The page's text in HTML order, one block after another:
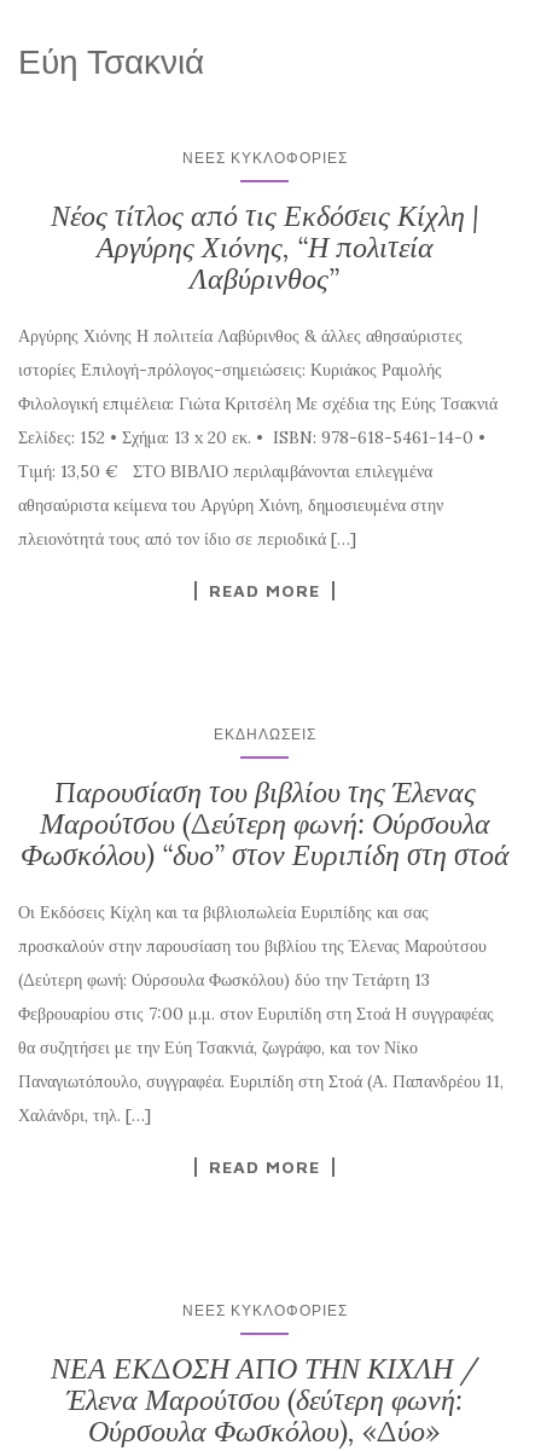
Εύη Τσακνιά
ΝΈΕΣ ΚΥΚΛΟΦΟΡΊΕΣ
Νέος τίτλος από τις Εκδόσεις Κίχλη |
Αργύρης Χιόνης, “Η πολιτεία
Λαβύρινθος”
Αργύρης Χιόνης Η πολιτεία Λαβύρινθος & άλλες αθησαύριστες
ιστορίες Επιλογή-πρόλογος-σημειώσεις: Κυριάκος Ραμολής
Φιλολογική επιμέλεια: Γιώτα Κριτσέλη Με σχέδια της Εύης Τσακνιά
Σελίδες: 152 • Σχήμα: 13 x 20 εκ. • ISBN: 978-618-5461-14-0 •
Τιμή: 13,50 € ΣΤΟ ΒΙΒΛΙΟ περιλαμβάνονται επιλεγμένα
αθησαύριστα κείμενα του Αργύρη Χιόνη, δημοσιευμένα στην
πλειονότητά τους από τον ίδιο σε περιοδικά […]
READ MORE
ΕΚΔΗΛΏΣΕΙΣ
Παρουσίαση του βιβλίου της Έλενας
Μαρούτσου (Δεύτερη φωνή: Ούρσουλα
Φωσκόλου) “δυο” στον Ευριπίδη στη στοά
Οι Εκδόσεις Κίχλη και τα βιβλιοπωλεία Ευριπίδης και σας
προσκαλούν στην παρουσίαση του βιβλίου της Έλενας Μαρούτσου
(Δεύτερη φωνή: Ούρσουλα Φωσκόλου) δύο την Τετάρτη 13
Φεβρουαρίου στις 7:00 μ.μ. στον Ευριπίδη στη Στοά Η συγγραφέας
θα συζητήσει με την Εύη Τσακνιά, ζωγράφο, και τον Νίκο
Παναγιωτόπουλο, συγγραφέα. Ευριπίδη στη Στοά (Α. Παπανδρέου 11,
Χαλάνδρι, τηλ. […]
READ MORE
ΝΈΕΣ ΚΥΚΛΟΦΟΡΊΕΣ
ΝΕΑ ΕΚΔΟΣΗ ΑΠΟ ΤΗΝ ΚΙΧΛΗ /
Έλενα Μαρούτσου (δεύτερη φωνή:
Ούρσουλα Φωσκόλου), «Δύο»